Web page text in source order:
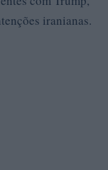
iranianas.